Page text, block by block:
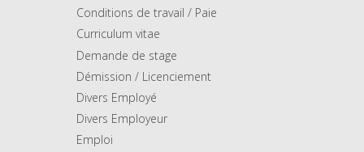
Conditions de travail / Paie
Curriculum vitae
Demande de stage
Démission / Licenciement
Divers Employé
Divers Employeur
Emploi